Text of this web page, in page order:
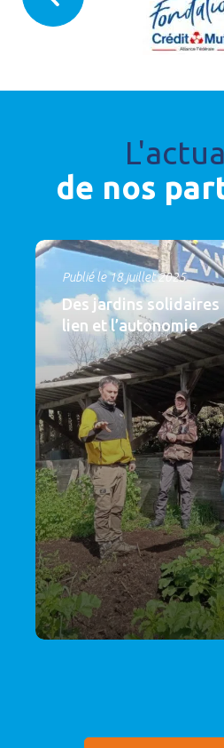
de nos
Publié le 18 juillet 2025
Des jardins
lien et l’autonomie